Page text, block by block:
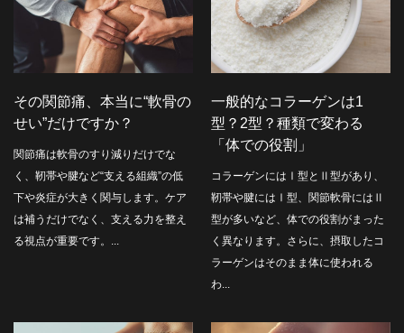
その関節痛、本当に“軟骨の
せい”だけですか？
関節痛は軟骨のすり減りだけでな
く、靭帯や腱など“支える組織”の低
下や炎症が大きく関与します。ケア
は補うだけでなく、支える力を整え
る視点が重要です。...
一般的なコラーゲンは1
型？2型？種類で変わる
「体での役割」
コラーゲンにはⅠ型とⅡ型があり、
靭帯や腱にはⅠ型、関節軟骨にはⅡ
型が多いなど、体での役割がまった
く異なります。さらに、摂取したコ
ラーゲンはそのまま体に使われる
わ...